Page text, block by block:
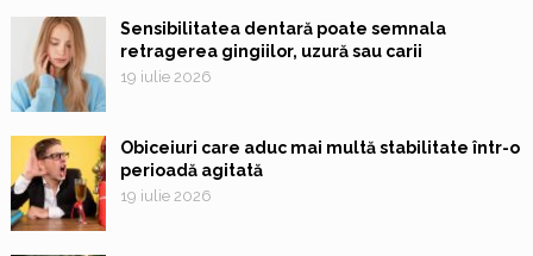
Sensibilitatea dentară poate semnala
retragerea gingiilor, uzură sau carii
19 iulie 2026
Obiceiuri care aduc mai multă stabilitate într-o
perioadă agitată
19 iulie 2026